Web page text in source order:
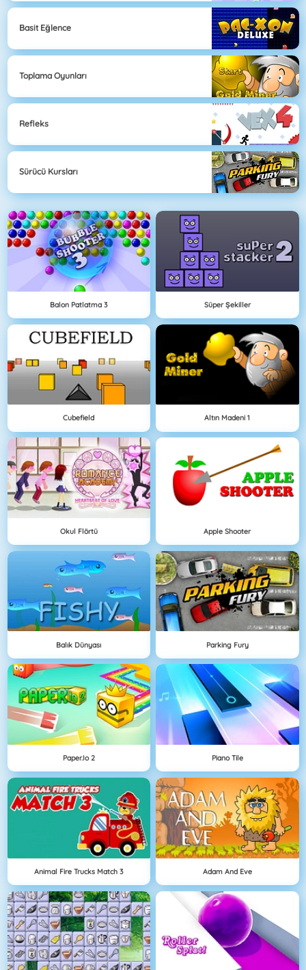
Basit Eğlence
Toplama Oyunları
Refleks
Sürücü Kursları
Balon Patlatma 3 Süper Şekiller
Cubefield Altın Madeni 1
Okul Flörtü Apple Shooter
Balık Dünyası Parking Fury
Paper.io 2 Piano Tile
Animal Fire Trucks Match 3 Adam And Eve